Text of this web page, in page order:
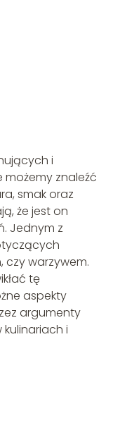
i
znaleźć
smak oraz
że jest on
Jednym z
czy warzywem.
tę
aspekty
argumenty
i